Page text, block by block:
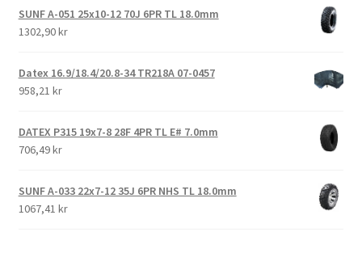
SUNF A-051 25x10-12 70J 6PR TL 18.0mm
1302,90 kr
Datex 16.9/18.4/20.8-34 TR218A 07-0457
958,21 kr
DATEX P315 19x7-8 28F 4PR TL E# 7.0mm
706,49 kr
SUNF A-033 22x7-12 35J 6PR NHS TL 18.0mm
1067,41 kr